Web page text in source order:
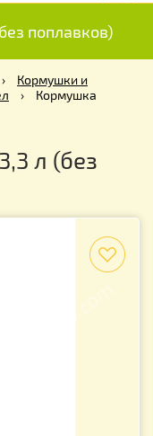
поплавков)
›
Кормушки и
›
Кормушка
л (без